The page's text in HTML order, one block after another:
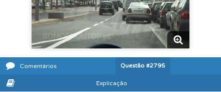
Comentários Questão #2795
Explicação